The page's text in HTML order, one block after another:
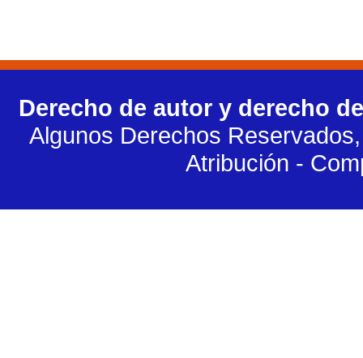
Derecho de autor y derecho
Algunos Derechos
Atribución -